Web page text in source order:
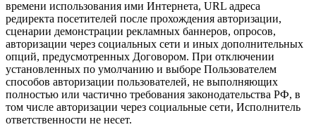
времени использования ими Интернета, URL адреса
редиректа посетителей после прохождения авторизации,
сценарии демонстрации рекламных баннеров, опросов,
авторизации через социальных сети и иных дополнительных
опций, предусмотренных Договором. При отключении
установленных по умолчанию и выборе Пользователем
способов авторизации пользователей, не выполняющих
полностью или частично требования законодательства РФ, в
том числе авторизации через социальные сети, Исполнитель
ответственности не несет.